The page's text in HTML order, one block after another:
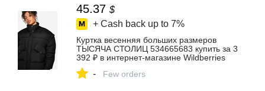
45.37 $
+ Cash back up to 7%
Куртка весенняя больших размеров
ТЫСЯЧА СТОЛИЦ 534665683 купить за 3
392 ₽ в интернет‑магазине Wildberries
- Few orders